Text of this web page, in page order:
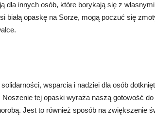
dla innych osób, które borykają się z
białą opaskę na Sorze, mogą poczuć się
wsparcia i nadziei dla osób
tej opaski wyraża naszą gotowość
Jest to również sposób na zwiększenie